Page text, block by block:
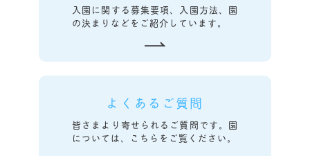
入園に関する募集要項、入園方法、園
の決まりなどをご紹介しています。
よくあるご質問
皆さまより寄せられるご質問です。園
については、こちらをご覧ください。